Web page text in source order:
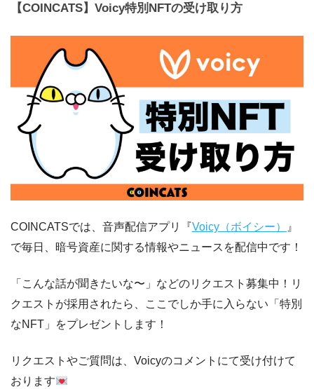
【COINCATS】Voicy特別NFTの受け取り方
COINCATSでは、音声配信アプリ『Voicy（ボイシー）
』
で毎日、暗号資産に関する情報やニュースを配信中です！
「こんな話が聞きたいな〜」などのリクエスト募集中！リ
クエストが採用されたら、ここでしか手に入らない「特別
なNFT」をプレゼントします！
リクエストやご質問は、Voicyのコメントにて受け付けて
おります